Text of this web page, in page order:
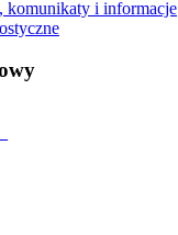
komunikaty i informacje